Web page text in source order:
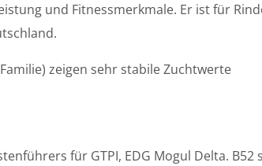
und Fitnessmerkmale. Er ist für
zeigen sehr stabile Zuchtwerte
für GTPI, EDG Mogul Delta.